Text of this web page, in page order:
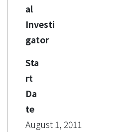
al
Investi
gator
Sta
rt
Da
te
August 1, 2011